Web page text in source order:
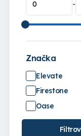
-
Značka
Elevate
Firestone
Oase